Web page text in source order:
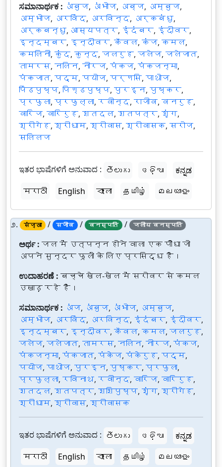
ಸಮಾನಾರ್ಥಕ : अंबुज, अंभोज, अब्ज, अम्बुज,
अम्भोज, अरविंद, अरविन्द, अर्कबंधु,
अर्कबन्धु, आस्यपत्र, इंदंबर, इंदीवर,
इन्दम्बर, इन्दीवर, कँवल, कंज, कमल,
कमलिनी, कुंद, कुन्द, जलरुह, जलेज, जलेजात,
तामरस, नलिन, नीरज, पंकज, पंकजन्मा,
पंकजात, पद्म, पयोज, पर्णसि, पाथोज,
पिंडपुष्प, पिण्डपुष्प, पुरइन, पुष्कर,
प्रफुला, प्रफुल्ला, रवीन्द, राजीव, वनरुह,
वारिज, वारिरुह, शतदल, शतपत्र, शृंग,
श्रीगेह, श्रीधाम, श्रीवास, श्रीवासक, सरोज,
सलिलज
ಇತರ ಭಾಷೆಗಳಿಗೆ ಅನುವಾದ : తెలుగు ଓଡ଼ିଆ
ಕನ್ನಡ
मराठी
English বাংলা தமிழ் മലയാളം
೨. संज्ञा / सजीव / वनस्पति / जलीय वनस्पति
ಅರ್ಥ : जल में उत्पन्न होने वाला एक पौधा जो
अपने सुन्दर फूलों के लिए प्रसिद्ध है।
ಉದಾಹರಣೆ : बच्चे खेल-खेल में सरोवर से कमल
उखाड़ रहे हैं।
ಸಮಾನಾರ್ಥಕ : अंज, अंबुज, अंभोज, अम्बुज,
अम्भोज, अरविंद, अरविन्द, इंदंबर, इंदीवर,
इन्दम्बर, इन्दीवर, कँवल, कमल, जलरुह,
जलेज, जलेजात, तामरस, नलिन, नीरज, पंकज,
पंकजन्मा, पंकजात, पंकेज, पंकेरुह, पद्म,
पयोज, पाथोज, पुरइन, पुष्कर, प्रफुला,
प्रफुल्ला, रविनाथ, रवीन्द, वारिज, वारिरुह,
शतदल, शतपत्र, शशिपुष्प, शृंग, श्रीगेह,
श्रीधाम, श्रीवास, श्रीवासक
ಇತರ ಭಾಷೆಗಳಿಗೆ ಅನುವಾದ : తెలుగు ଓଡ଼ିଆ
ಕನ್ನಡ
मराठी
English বাংলা தமிழ் മലയാളം